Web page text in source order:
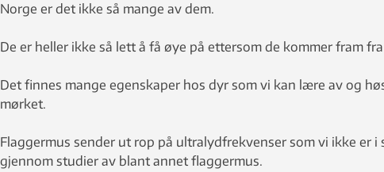
Norge er det ikke så mange av dem.
De er heller ikke så lett å få øye på ettersom de kommer fram
Det finnes mange egenskaper hos dyr som vi kan lære av og
mørket.
Flaggermus sender ut rop på ultralydfrekvenser som vi ikke er
gjennom studier av blant annet flaggermus.